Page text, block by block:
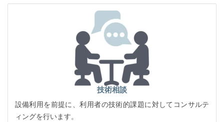
技術相談
設備利用を前提に、利用者の技術的課題に対してコンサルテ
ィングを行います。